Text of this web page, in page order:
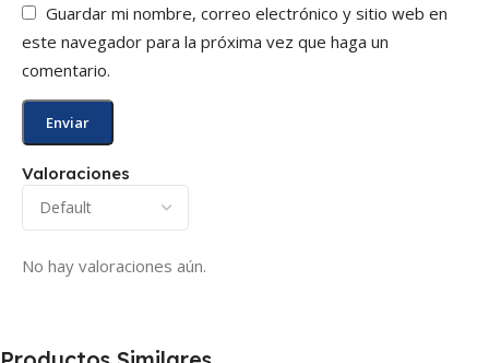
Valoraciones
No hay valoraciones aún.
Guardar mi nombre, correo electrónico y sitio web en
este navegador para la próxima vez que haga un
comentario.